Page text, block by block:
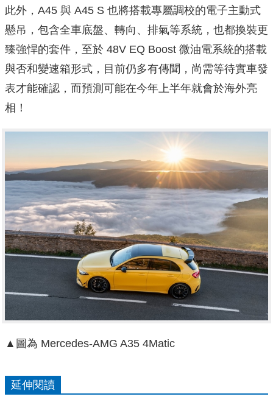
此外，A45 與 A45 S 也將搭載專屬調校的電子主動式
懸吊，包含全車底盤、轉向、排氣等系統，也都換裝更
臻強悍的套件，至於 48V EQ Boost 微油電系統的搭載
與否和變速箱形式，目前仍多有傳聞，尚需等待實車發
表才能確認，而預測可能在今年上半年就會於海外亮
相！
▲圖為 Mercedes-AMG A35 4Matic
延伸閱讀